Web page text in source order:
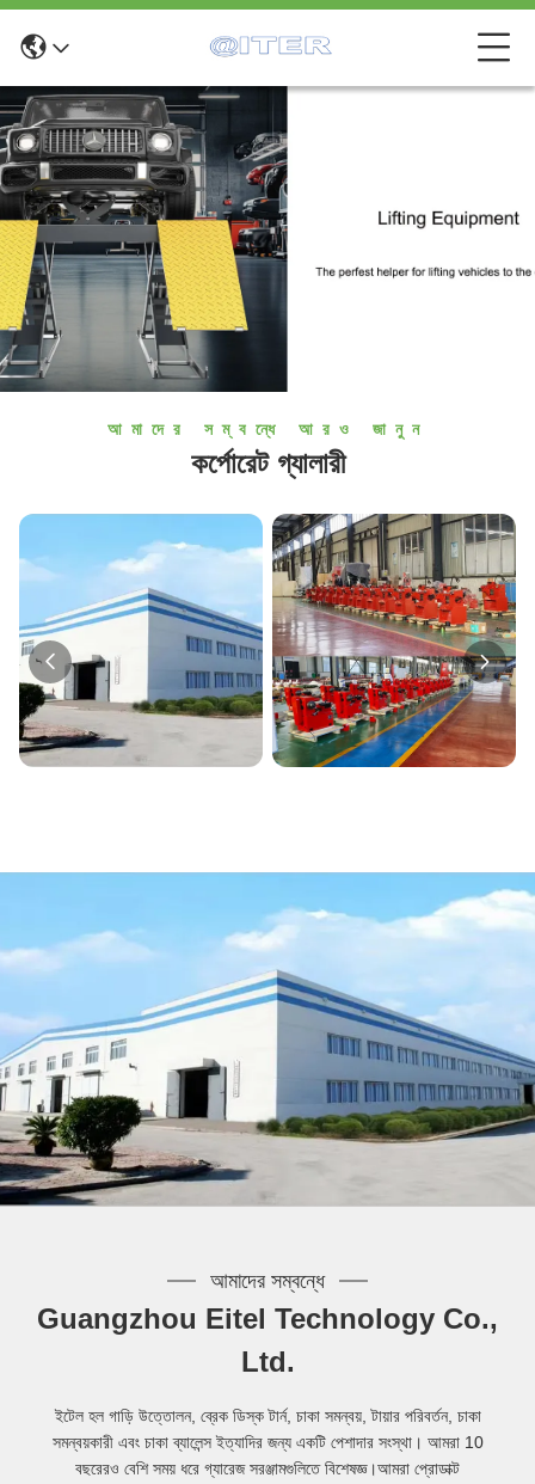
আমাদের সম্বন্ধে আরও জানুন
কর্পোরেট গ্যালারী
আমাদের সম্বন্ধে
Guangzhou Eitel Technology Co.,
Ltd.
ইটেল হল গাড়ি উত্তোলন, ব্রেক ডিস্ক টার্ন, চাকা সমন্বয়, টায়ার পরিবর্তন, চাকা
সমন্বয়কারী এবং চাকা ব্যালেন্স ইত্যাদির জন্য একটি পেশাদার সংস্থা। আমরা 10
বছরেরও বেশি সময় ধরে গ্যারেজ সরঞ্জামগুলিতে বিশেষজ্ঞ।আমরা প্রোডাক্ট